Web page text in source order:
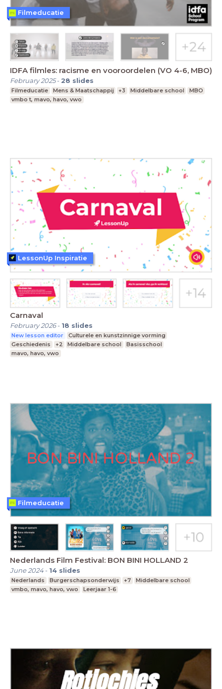
IDFA filmles: racisme en vooroordelen (VO 4-6, MBO)
February 2025- 28 slides
Filmeducatie Mens & Maatschappij +3 Middelbare school
MBO
vmbo t, mavo, havo, vwo
Filmeducatie
Carnaval
February 2026- 18 slides
New lesson editor
Culturele en kunstzinnige vorming
Geschiedenis
+2 Middelbare school
Basisschool
mavo, havo, vwo
LessonUp Inspiratie
Nederlands Film Festival: BON BINI HOLLAND 2
June 2024- 14 slides
Nederlands Burgerschapsonderwijs +7
Middelbare school
vmbo, mavo, havo, vwo
Leerjaar 1-6
Filmeducatie